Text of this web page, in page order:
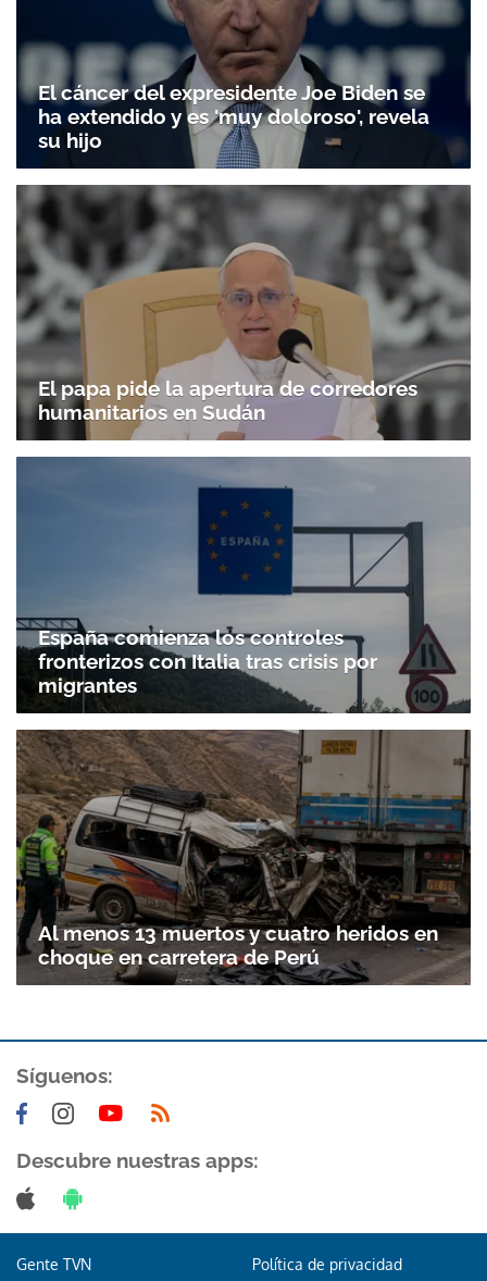
Gracias por suscribirte a nuestro boletín.
El cáncer del expresidente Joe Biden se
ha extendido y es 'muy doloroso', revela
su hijo
El papa pide la apertura de corredores
humanitarios en Sudán
España comienza los controles
fronterizos con Italia tras crisis por
migrantes
Al menos 13 muertos y cuatro heridos en
choque en carretera de Perú
Síguenos:
Descubre nuestras apps:
Gente TVN Política de privacidad